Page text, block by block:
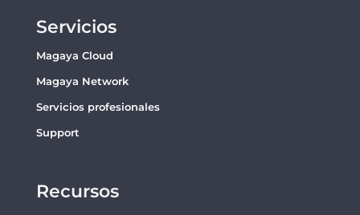
Servicios
Magaya Cloud
Magaya Network
Servicios profesionales
Support
Recursos